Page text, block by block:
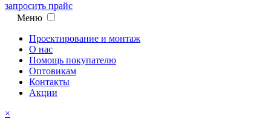
запросить прайс
Меню
Проектирование и монтаж
О нас
Помощь покупателю
Оптовикам
Контакты
Акции
×